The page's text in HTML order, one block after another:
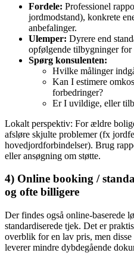
Fordele: Professionel
jordmodstand), konkrete
anbefalinger.
Ulemper: Dyrere end
opfølgende tilbygninger for
Spørg konsulenten:
Hvilke målinger
Kan I estimere
forbedringer?
Er I uvildige, eller
Lokalt perspektiv: For ældre
afsløre skjulte problemer (fx
hovedjordforbindelser). Brug
eller ansøgning om støtte.
4) Online booking /
og ofte billigere
Der findes også online‑baserede
standardiserede tjek. Det er
overblik for en lav pris, men
leverer mindre dybdegående